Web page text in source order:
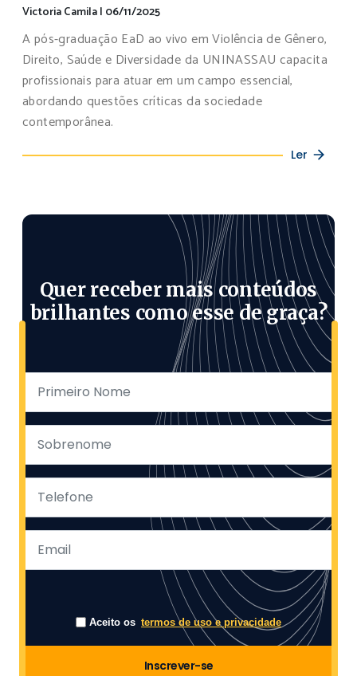
Victoria Camila| 06/11/2025
A pós-graduação EaD ao vivo em Violência de Gênero,
Direito, Saúde e Diversidade da UNINASSAU capacita
profissionais para atuar em um campo essencial,
abordando questões críticas da sociedade
contemporânea.
Ler
Quer receber mais conteúdos
brilhantes como esse de graça?
Aceito os termos de uso e privacidade
Inscrever-se